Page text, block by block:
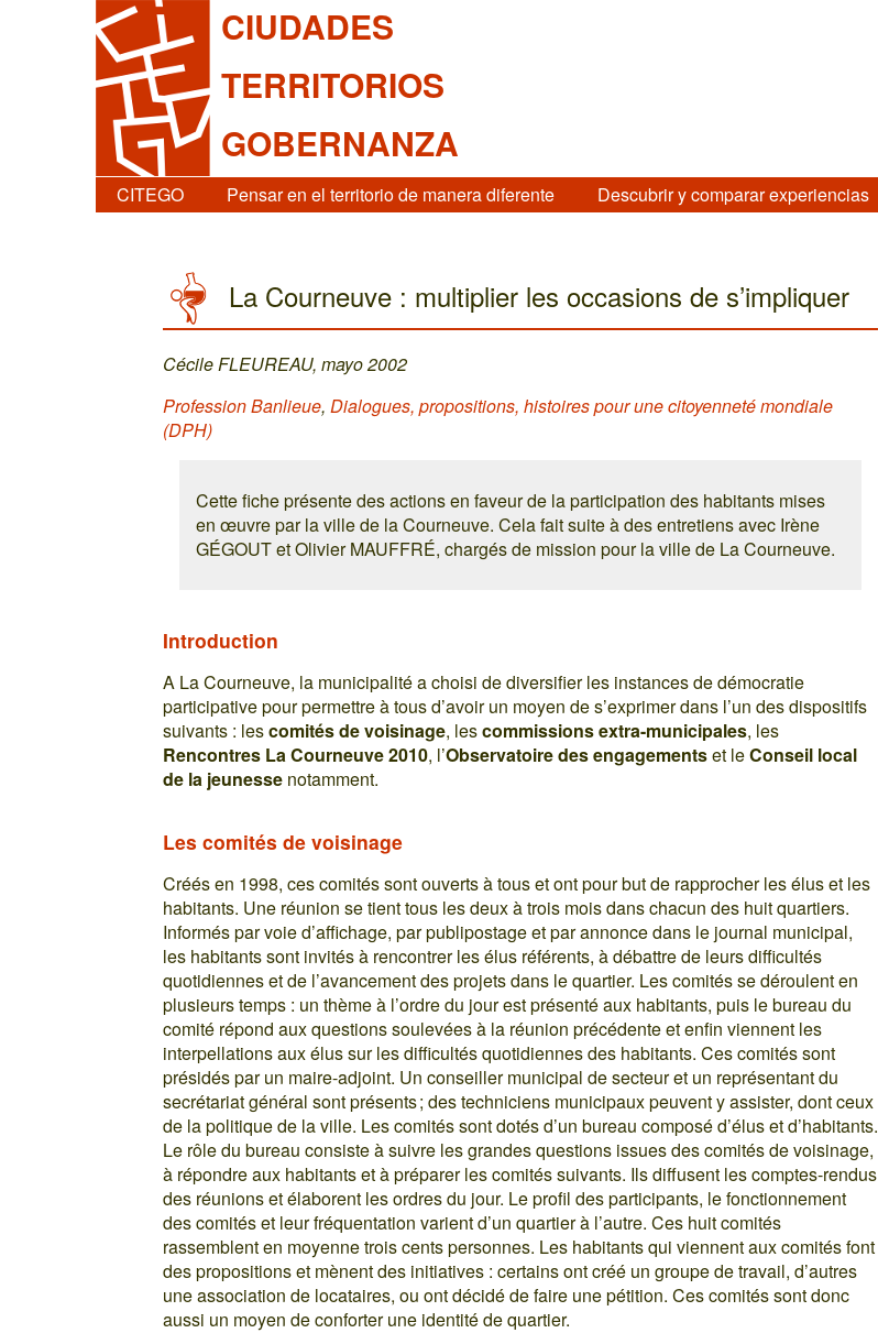
CIUDADES
TERRITORIOS
GOBERNANZA
CITEGO Pensar en el territorio de manera diferente Descubrir y comparar experiencias
La Courneuve : multiplier les occasions de s’impliquer
Cécile FLEUREAU, mayo 2002
Profession Banlieue,Dialogues, propositions, histoires pour une citoyenneté mondiale
(DPH)
Cette fiche présente des actions en faveur de la participation des habitants mises
en œuvre par la ville de la Courneuve. Cela fait suite à des entretiens avec Irène
GÉGOUT et Olivier MAUFFRÉ, chargés de mission pour la ville de La Courneuve.
Introduction
A La Courneuve, la municipalité a choisi de diversifier les instances de démocratie
participative pour permettre à tous d’avoir un moyen de s’exprimer dans l’un des dispositifs
suivants : lescomités de voisinage, lescommissions extra-municipales, les
Rencontres La Courneuve 2010, l’Observatoire des engagementset leConseil local
de la jeunesse notamment.
Les comités de voisinage
Créés en 1998, ces comités sont ouverts à tous et ont pour but de rapprocher les élus et les
habitants. Une réunion se tient tous les deux à trois mois dans chacun des huit quartiers.
Informés par voie d’affichage, par publipostage et par annonce dans le journal municipal,
les habitants sont invités à rencontrer les élus référents, à débattre de leurs difficultés
quotidiennes et de l’avancement des projets dans le quartier. Les comités se déroulent en
plusieurs temps : un thème à l’ordre du jour est présenté aux habitants, puis le bureau du
comité répond aux questions soulevées à la réunion précédente et enfin viennent les
interpellations aux élus sur les difficultés quotidiennes des habitants. Ces comités sont
présidés par un maire-adjoint. Un conseiller municipal de secteur et un représentant du
secrétariat général sont présents ; des techniciens municipaux peuvent y assister, dont ceux
de la politique de la ville. Les comités sont dotés d’un bureau composé d’élus et d’habitants.
Le rôle du bureau consiste à suivre les grandes questions issues des comités de voisinage,
à répondre aux habitants et à préparer les comités suivants. Ils diffusent les comptes-rendus
des réunions et élaborent les ordres du jour. Le profil des participants, le fonctionnement
des comités et leur fréquentation varient d’un quartier à l’autre. Ces huit comités
rassemblent en moyenne trois cents personnes. Les habitants qui viennent aux comités font
des propositions et mènent des initiatives : certains ont créé un groupe de travail, d’autres
une association de locataires, ou ont décidé de faire une pétition. Ces comités sont donc
aussi un moyen de conforter une identité de quartier.